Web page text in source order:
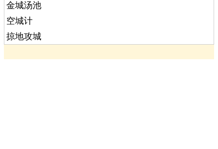
金城汤池
空城计
掠地攻城